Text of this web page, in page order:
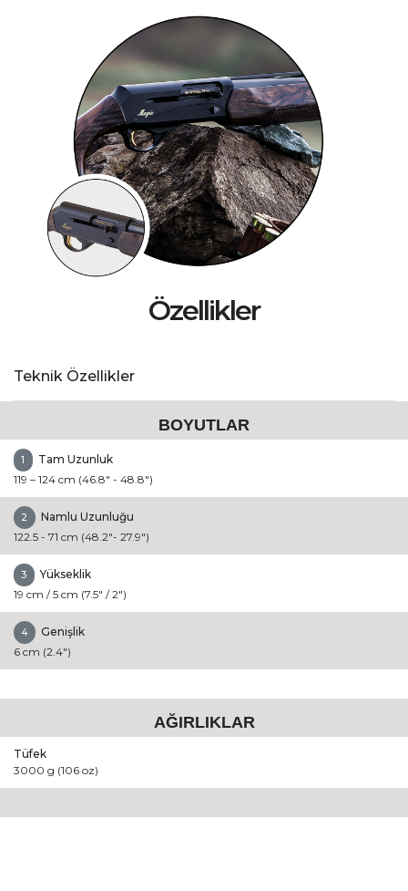
Özellikler
Teknik Özellikler
BOYUTLAR
1
Tam Uzunluk
119 – 124 cm (46.8" - 48.8")
2
Namlu Uzunluğu
122.5 - 71 cm (48.2"- 27.9")
3
Yükseklik
19 cm / 5 cm (7.5" / 2")
4
Genişlik
6 cm (2.4")
AĞIRLIKLAR
Tüfek
3000 g (106 oz)